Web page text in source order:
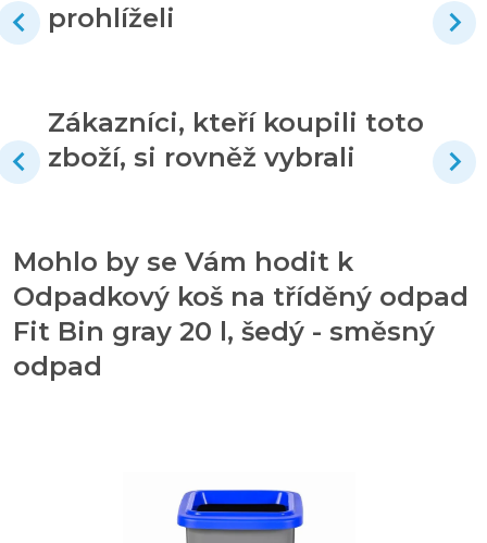
prohlíželi
Zákazníci, kteří koupili toto
zboží, si rovněž vybrali
Mohlo by se Vám hodit k
Odpadkový koš na tříděný odpad
Fit Bin gray 20 l, šedý - směsný
odpad